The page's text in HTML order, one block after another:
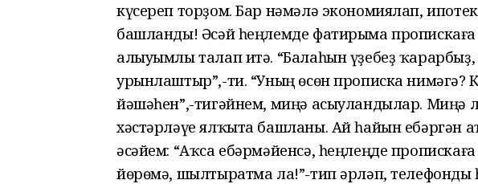
күсереп торҙом. Бар нәмәлә экономиялап,
башланды! Әсәй һеңлемде фатирыма
алыуымлы талап итә. “Балаһын үҙебеҙ
урынлаштыр”,-ти. “Уның өсөн прописка нимәгә?
йәшәһен”,-тигәйнем, миңә асыуландылар. Миңә
хәстәрләүе ялҡыта башланы. Ай һайын ебәргән
әсәйем: “Аҡса ебәрмәйенсә, һеңлеңде
йөрөмә, шылтыратма ла!”-тип әрләп, телефонды